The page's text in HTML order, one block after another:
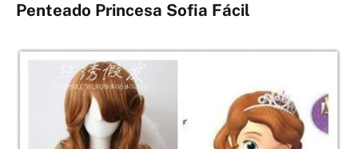
Penteado Princesa Sofia Fácil